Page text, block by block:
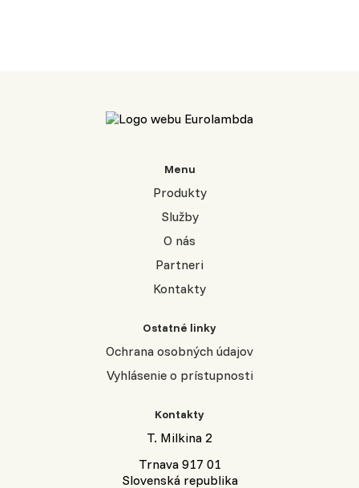
Menu
Produkty
Služby
O nás
Partneri
Kontakty
Ostatné linky
Ochrana osobných údajov
Vyhlásenie o prístupnosti
Kontakty
T. Milkina 2
Trnava 917 01
Slovenská republika